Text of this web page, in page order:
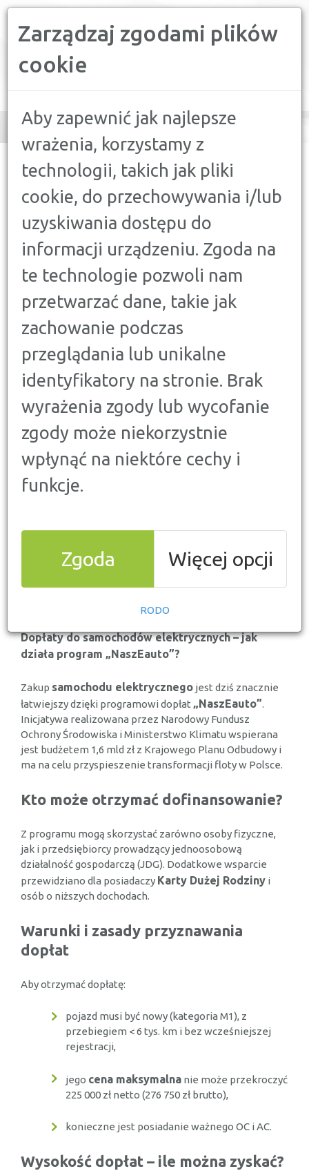
Zarządzaj zgodami plików
cookie
Aby zapewnić jak najlepsze
wrażenia, korzystamy z
technologii, takich jak pliki
cookie, do przechowywania i/lub
uzyskiwania dostępu do
informacji urządzeniu. Zgoda na
te technologie pozwoli nam
przetwarzać dane, takie jak
zachowanie podczas
przeglądania lub unikalne
identyfikatory na stronie. Brak
wyrażenia zgody lub wycofanie
zgody może niekorzystnie
wpłynąć na niektóre cechy i
funkcje.
Zgoda Więcej opcji
RODO
navigation
DOPŁATY DO SAMOCHODÓW ELEKTRYCZNYCH - JAK
FINANSE A MOTORYZACJA
DOPŁATY DO SAMOCHODÓW
ELEKTRYCZNYCH - JAK
SKORZYSTAĆ Z PROGRAMU
NASZEAUTO?
14 LIPCA 2025
Dopłaty do samochodów elektrycznych – jak
działa program „NaszEauto”?
Zakup samochodu elektrycznego jest dziś znacznie
łatwiejszy dzięki programowi dopłat „NaszEauto”.
Inicjatywa realizowana przez Narodowy Fundusz
Ochrony Środowiska i Ministerstwo Klimatu wspierana
jest budżetem 1,6 mld zł z Krajowego Planu Odbudowy i
ma na celu przyspieszenie transformacji floty w Polsce.
Kto może otrzymać dofinansowanie?
Z programu mogą skorzystać zarówno osoby fizyczne,
jak i przedsiębiorcy prowadzący jednoosobową
działalność gospodarczą (JDG). Dodatkowe wsparcie
przewidziano dla posiadaczy Karty Dużej Rodziny i
osób o niższych dochodach.
Warunki i zasady przyznawania
dopłat
Aby otrzymać dopłatę:
pojazd musi być nowy (kategoria M1), z
przebiegiem < 6 tys. km i bez wcześniejszej
rejestracji,
jego cena maksymalna nie może przekroczyć
225 000 zł netto (276 750 zł brutto),
konieczne jest posiadanie ważnego OC i AC.
Wysokość dopłat – ile można zyskać?